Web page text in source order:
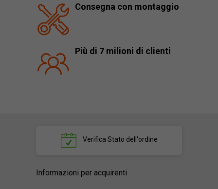
Consegna con montaggio
Più di 7 milioni di clienti
Verifica Stato dell'ordine
Informazioni per acquirenti